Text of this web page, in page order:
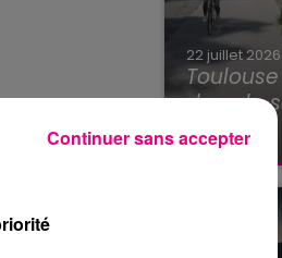
22 juillet 2026
dans le
Verdier...
Continuer sans accepter